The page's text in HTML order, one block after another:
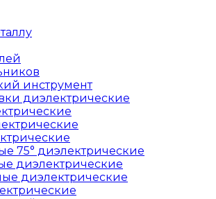
инструмент
диэлектрические
75° диэлектрические
диэлектрические
диэлектрические